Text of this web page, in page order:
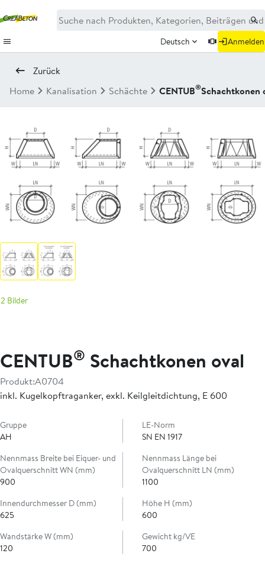
Deutsch Anmelden
Zurück
Home
Kanalisation Schächte CENTUB®Schachtkonen
2 Bilder
CENTUB® Schachtkonen oval
Produkt:A0704
inkl. Kugelkopftraganker, exkl. Keilgleitdichtung, E 600
Gruppe
AH
LE-Norm
SN EN 1917
Nennmass Breite bei Eiquer- und
Ovalquerschnitt WN (mm)
900
Nennmass Länge bei
Ovalquerschnitt LN (mm)
1100
Innendurchmesser D (mm)
625
Höhe H (mm)
600
Wandstärke W (mm)
120
Gewicht kg/VE
700